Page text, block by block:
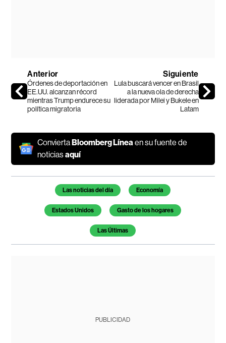
Anterior
Órdenes de deportación en
EE.UU. alcanzan récord
mientras Trump endurece su
política migratoria
Siguiente
Lula buscará vencer en Brasil
a la nueva ola de derecha
liderada por Milei y Bukele en
Latam
ConviertaBloomberg Línea en su fuente de
noticiasaquí
Temas de este artículo
Las noticias del día Economía
Estados Unidos Gasto de los hogares
Las Últimas
PUBLICIDAD